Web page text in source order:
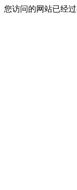
您访问的网站已经